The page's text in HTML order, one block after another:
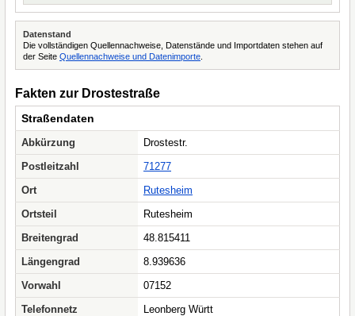
Datenstand
Die vollständigen Quellennachweise, Datenstände und Importdaten stehen auf
der Seite Quellennachweise und Datenimporte
Fakten zur Drostestraße
Straßendaten
Abkürzung
Drostestr.
Postleitzahl
71277
Ort
Rutesheim
Ortsteil
Rutesheim
Breitengrad
48.815411
Längengrad
8.939636
Vorwahl
07152
Telefonnetz
Leonberg Württ